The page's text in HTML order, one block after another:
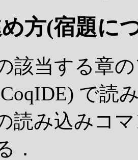
方(宿題に
該当する章
で読
読み込みコ
．